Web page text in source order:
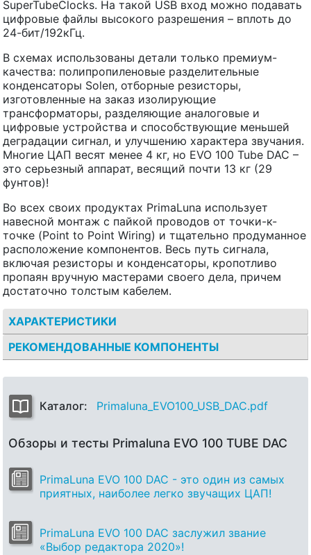
SuperTubeClocks. На такой USB вход можно подавать
цифровые файлы высокого разрешения – вплоть до
24-бит/192кГц.
В схемах использованы детали только премиум-
качества: полипропиленовые разделительные
конденсаторы Solen, отборные резисторы,
изготовленные на заказ изолирующие
трансформаторы, разделяющие аналоговые и
цифровые устройства и способствующие меньшей
деградации сигнал, и улучшению характера звучания.
Многие ЦАП весят менее 4 кг, но EVO 100 Tube DAC –
это серьезный аппарат, весящий почти 13 кг (29
фунтов)!
Во всех своих продуктах PrimaLuna использует
навесной монтаж с пайкой проводов от точки-к-
точке (Point to Point Wiring) и тщательно продуманное
расположение компонентов. Весь путь сигнала,
включая резисторы и конденсаторы, кропотливо
пропаян вручную мастерами своего дела, причем
достаточно толстым кабелем.
ХАРАКТЕРИСТИКИ
РЕКОМЕНДОВАННЫЕ КОМПОНЕНТЫ
Каталог: Primaluna_EVO100_USB_DAC.pdf
Обзоры и тесты Primaluna EVO 100 TUBE DAC
PrimaLuna EVO 100 DAC - это один из самых
приятных, наиболее легко звучащих ЦАП!
PrimaLuna EVO 100 DAC заслужил звание
«Выбор редактора 2020»!